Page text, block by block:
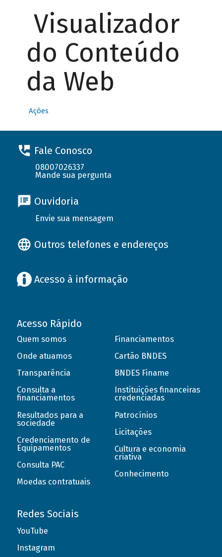
Visualizador
do Conteúdo
da Web
Ações
Fale Conosco
08007026337
Mande sua pergunta
Ouvidoria
Envie sua mensagem
Outros telefones e endereços
Acesso à informação
Acesso Rápido
Quem somos
Onde atuamos
Transparência
Consulta a
financiamentos
Resultados para a
sociedade
Credenciamento de
Equipamentos
Consulta PAC
Moedas contratuais
Financiamentos
Cartão BNDES
BNDES Finame
Instituições financeiras
credenciadas
Patrocínios
Licitações
Cultura e economia
criativa
Conhecimento
Redes Sociais
YouTube
Instagram